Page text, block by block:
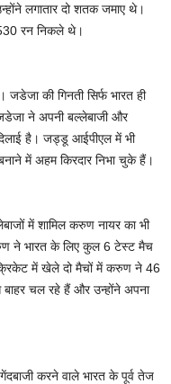
लगातार दो शतक जमाए थे।
रन निकले थे।
की गिनती सिर्फ भारत ही
ने अपनी बल्लेबाजी और
है। जड्डू आईपीएल में भी
में अहम किरदार निभा चुके हैं।
में शामिल करुण नायर का भी
ने भारत के लिए कुल 6 टेस्ट मैच
में खेले दो मैचों में करुण ने 46
चल रहे हैं और उन्होंने अपना
करने वाले भारत के पूर्व तेज